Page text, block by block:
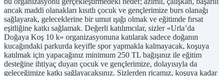
ancak maddi olanakları kısıtlı çocuk ve gençlerimize burs olanağı
sağlayarak, geleceklerine bir umut ışığı olmak ve eğitimde fırsat
eşitliğine katkı sağlamak. Değerli katılımcılar, sizler «Urla’da
Doğaya Koş 10 k» organizasyonuna katılarak sadece doğanın
kucağındaki parkurda keyifle spor yapmakla kalmayacak, koşuya
katılmak için yapacağınız minimum 250 TL bağışınız ile eğitim
desteğine ihtiyaç duyan çocuk ve gençlerimize, dolayısıyla da
geleceğimize katkı sağlayacaksınız. Sizlerden ricamız, koşuya kadar